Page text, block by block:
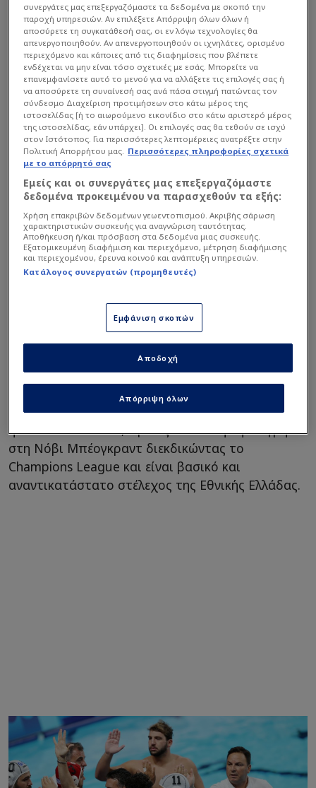
Οι Πράσινοι κάνουν μια εξαιρετική σεζόν με τον
Μάζη στον πάγκο και η διαφαινόμενη εκλογή του
Δημήτρη Βρανόπουλου στον προεδρικό θώκο
του συλλόγου συνοδευόμενος από επιφανείς
επιχειρηματίες, ανοίγουν την... όρεξη σε όλους
στο τμήμα πόλο.
Βρανόπουλος: «Θα
απογειωθεί ο
Παναθηναϊκός με
Βοτανικό» -Ατάκα για
Αλαφούζο
Ο Σκουμπάκης (2,03) είναι στην πιο παραγωγική
ηλικία των 28 ετών, αγωνίζεται αυτή τη στιγμή
στη Νόβι Μπέογκραντ διεκδικώντας το
Champions League και είναι βασικό και
αναντικατάστατο στέλεχος της Εθνικής Ελλάδας.
συνεργάτες μας επεξεργαζόμαστε τα δεδομένα με σκοπό την
παροχή υπηρεσιών. Αν επιλέξετε Απόρριψη όλων όλων ή
αποσύρετε τη συγκατάθεσή σας, οι εν λόγω τεχνολογίες θα
απενεργοποιηθούν. Αν απενεργοποιηθούν οι ιχνηλάτες, ορισμένο
περιεχόμενο και κάποιες από τις διαφημίσεις που βλέπετε
ενδέχεται να μην είναι τόσο σχετικές με εσάς. Μπορείτε να
επανεμφανίσετε αυτό το μενού για να αλλάξετε τις επιλογές σας ή
να αποσύρετε τη συναίνεσή σας ανά πάσα στιγμή πατώντας τον
σύνδεσμο Διαχείριση προτιμήσεων στο κάτω μέρος της
ιστοσελίδας [ή το αιωρούμενο εικονίδιο στο κάτω αριστερό μέρος
της ιστοσελίδας, εάν υπάρχει]. Οι επιλογές σας θα τεθούν σε ισχύ
στον Ιστότοπος. Για περισσότερες λεπτομέρειες ανατρέξτε στην
Πολιτική Απορρήτου μας. Περισσότερες πληροφορίες σχετικά
με το απόρρητό σας
Εμείς και οι συνεργάτες μας επεξεργαζόμαστε
δεδομένα προκειμένου να παρασχεθούν τα εξής:
Χρήση επακριβών δεδομένων γεωεντοπισμού. Ακριβής σάρωση
χαρακτηριστικών συσκευής για αναγνώριση ταυτότητας.
Αποθήκευση ή/και πρόσβαση στα δεδομένα μιας συσκευής.
Εξατομικευμένη διαφήμιση και περιεχόμενο, μέτρηση διαφήμισης
και περιεχομένου, έρευνα κοινού και ανάπτυξη υπηρεσιών.
Κατάλογος συνεργατών (προμηθευτές)
Εμφάνιση σκοπών
Απόρριψη όλων
Αποδοχή